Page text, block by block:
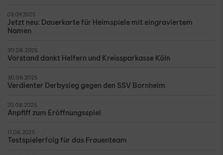
05.09.2025
Jetzt neu: Dauerkarte für Heimspiele mit eingraviertem
Namen
30.08.2025
Vorstand dankt Helfern und Kreissparkasse Köln
30.08.2025
Verdienter Derbysieg gegen den SSV Bornheim
20.08.2025
Anpfiff zum Eröffnungsspiel
17.08.2025
Testspielerfolg für das Frauenteam